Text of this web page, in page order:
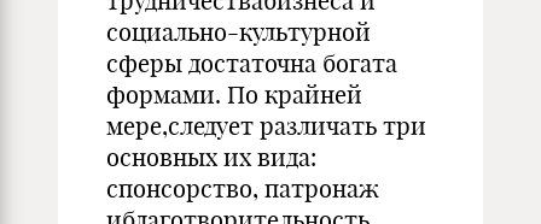
социально-культурной
сферы до­статочна богата
формами. По крайней
мере,следует раз­личать три
основных их вида:
спонсорство, патронаж